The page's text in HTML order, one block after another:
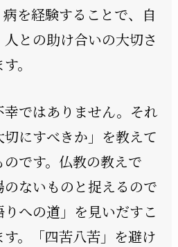
を経験することで、自
との助け合いの大切さ
。
ではありません。それ
にすべきか」を教えて
です。仏教の教えで
ないものと捉えるので
への道」を見いだすこ
。「四苦八苦」を避け